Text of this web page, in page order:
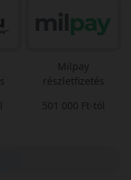
Milpay
részletfizetés
501 000 Ft-tól